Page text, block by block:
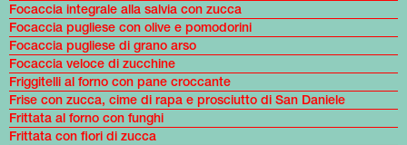
Focaccia integrale alla salvia con zucca
Focaccia pugliese con olive e pomodorini
Focaccia pugliese di grano arso
Focaccia veloce di zucchine
Friggitelli al forno con pane croccante
Frise con zucca, cime di rapa e prosciutto di San Daniele
Frittata al forno con funghi
Frittata con fiori di zucca